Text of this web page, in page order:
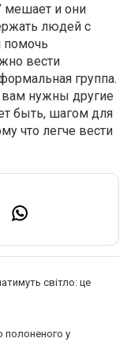
мешает и они
людей с
помочь
вести
группа.
вам нужны другие
быть, шагом для
что легче вести
світло: це
полоненого у